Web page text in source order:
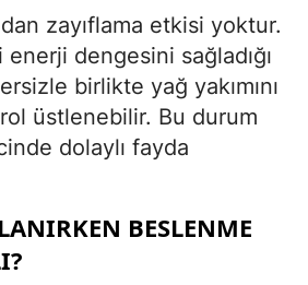
zayıflama etkisi yoktur.
dengesini sağladığı
birlikte yağ yakımını
üstlenebilir. Bu durum
dolaylı fayda
BESLENME